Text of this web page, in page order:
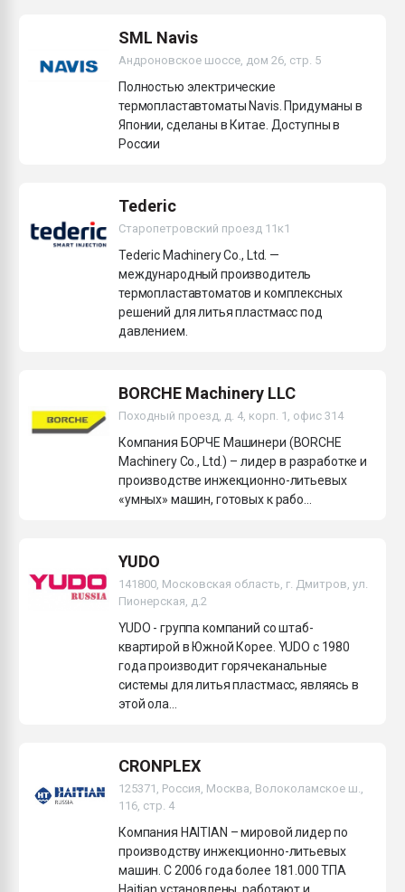
SML Navis
Андроновское шоссе, дом 26, стр. 5
Полностью электрические
термопластавтоматы Navis. Придуманы в
Японии, сделаны в Китае. Доступны в
России
Tederic
Старопетровский проезд 11к1
Tederic Machinery Co., Ltd. —
международный производитель
термопластавтоматов и комплексных
решений для литья пластмасс под
давлением.
YUDO
141800, Московская область, г. Дмитров, ул.
Пионерская, д.2
YUDO - группа компаний со штаб-
квартирой в Южной Корее. YUDO c 1980
года производит горячеканальные
системы для литья пластмасс, являясь в
этой ола...
BORCHE Machinery LLC
Походный проезд, д. 4, корп. 1, офис 314
Компания БОРЧЕ Машинери (BORCHE
Machinery Co., Ltd.) – лидер в разработке и
производстве инжекционно-литьевых
«умных» машин, готовых к рабо...
CRONPLEX
125371, Россия, Москва, Волоколамское ш.,
116, стр. 4
Компания HAITIAN – мировой лидер по
производству инжекционно-литьевых
машин. С 2006 года более 181.000 ТПА
Haitian установлены, работают и